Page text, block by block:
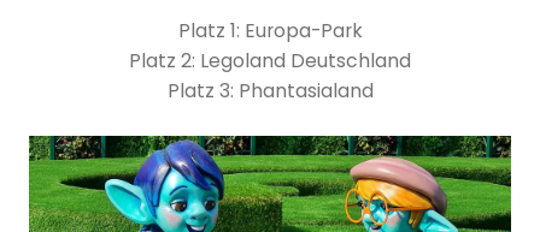
Platz 1: Europa-Park
Platz 2: Legoland Deutschland
Platz 3: Phantasialand